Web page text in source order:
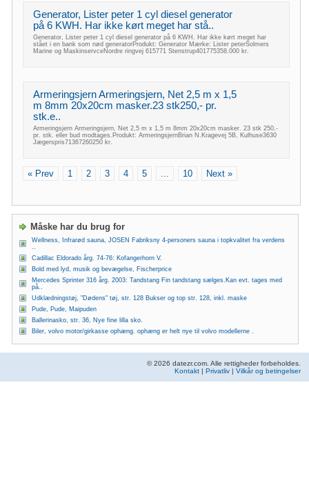
Generator, Lister peter 1 cyl diesel generator
på 6 KWH. Har ikke kørt meget har stå..
Generator, Lister peter 1 cyl diesel generator på 6 KWH. Har ikke kørt meget har
stået i en bank som nød generatorProdukt: Generator Mærke: Lister peterSolmers
Marine og MaskinservceNordre ringvej 615771 Stenstrup401775358.000 kr.
Armeringsjern Armeringsjern, Net 2,5 m x 1,5
m 8mm 20x20cm masker.23 stk250,- pr.
stk.e..
Armeringsjern Armeringsjern, Net 2,5 m x 1,5 m 8mm 20x20cm masker. 23 stk 250,-
pr. stk. eller bud modtages.Produkt: ArmeringsjernBrian N.Kragevej 5B, Kulhuse3630
Jægerspris71367260250 kr.
« Prev 1 2 3 4 5 ... 10 Next »
Måske har du brug for
Wellness, Infrarød sauna, JOSEN Fabriksny 4-personers sauna i topkvalitet fra verdens
..
Cadillac Eldorado årg. 74-76: Kofangerhorn V.
Bold med lyd, musik og bevægelse, Fischerprice
Mercedes Sprinter 316 årg. 2003: Tandstang Fin tandstang sælges.Kan evt. tages med
på..
Udklædningstøj, "Dødens" tøj, str. 128 Bukser og top str. 128, inkl. maske
Pude, Pude, Maipuden
Ballerinasko, str. 36, Nye fine lilla sko.
Biler, volvo motor/girkasse ophæng. ophæng er helt nye til volvo modellerne .
© 2026 datezr.com. Alle rettigheder forbeholdes.
Kontakt | Privatliv | Vilkår og betingelser